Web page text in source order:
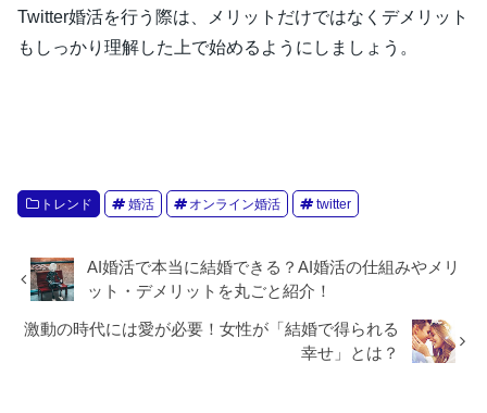
Twitter婚活を行う際は、メリットだけではなくデメリット
もしっかり理解した上で始めるようにしましょう。
トレンド 婚活 オンライン婚活 twitter
AI婚活で本当に結婚できる？AI婚活の仕組みやメリ
ット・デメリットを丸ごと紹介！
激動の時代には愛が必要！女性が「結婚で得られる
幸せ」とは？